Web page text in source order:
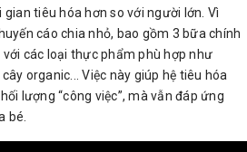
tiêu hóa hơn so với người lớn. Vì
cáo chia nhỏ, bao gồm 3 bữa chính
các loại thực phẩm phù hợp như
organic... Việc này giúp hệ tiêu hóa
lượng “công việc”, mà vẫn đáp ứng
bé.